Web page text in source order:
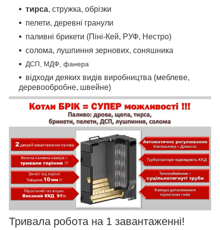
тирса, стружка, обрізки
пелети, деревні гранули
паливні брикети (Піні-Кей, РУФ, Нестро)
солома, лушпиння зернових, соняшника
ДСП, МДФ, фанера
відходи деяких видів виробництва (меблеве,
деревообробне, швейне)
Тривала робота на 1 завантаженні!